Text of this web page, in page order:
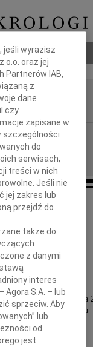
w cichej krainie,
gdzie łza nie płynie,
głos serdeczny
wieczny.
że dnia 13 listopada
ukochana Żona i Mama
jeśli wyrazisz
o.o. oraz jej
Partnerów IAB,
z
dane
czy
zapisane w
szczególności
do
serwisach,
treści w nich
Jeśli nie
jej zakres lub
przejdź do
także do
z danymi
interes
Agora S.A. – lub
sprzeciw. Aby
lub
od
jest